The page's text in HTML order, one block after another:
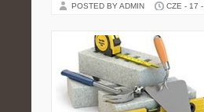
POSTED BY ADMIN CZE - 17